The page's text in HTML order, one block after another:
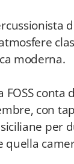
moderna.
FOSS conta
con
per
quella